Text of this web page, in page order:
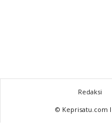
Redaksi
© Keprisatu.com